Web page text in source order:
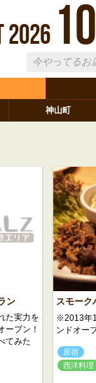
2026 10
神山町
ン
た実力を
ープン！
てみた
スモーク
※2013年
ンドオー
原宿
西洋料理